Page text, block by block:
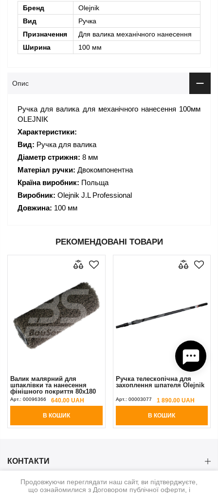
Бренд
Olejnik
Вид
Ручка
Призначення
Для валика механічного нанесення
Ширина
100 мм
Опис
Ручка для валика для механічного нанесення 100мм
OLEJNIK
Характеристики:
Вид: Ручка для валика
Діаметр стрижня: 8 мм
Матеріал ручки: Двокомпонентна
Країна виробник: Польща
Виробник: Olejnik J.L Professional
Довжина: 100 мм
РЕКОМЕНДОВАНІ ТОВАРИ
Валик малярний для
шпаклівки та нанесення
фінішного покриття 80х180
мм під ручку 8 мм Olejnik
Арт.: 00096366 640.00 UAH
В КОШИК
Ручка телескопічна для
захоплення шпателя Olejnik
Арт.: 00003077 1 890.00 UAH
В КОШИК
КОНТАКТИ
КАТЕГОРІЇ
Продовжуючи переглядати наш сайт, ви підтверджуєте,
що ознайомилися з Договором публічної оферти, і